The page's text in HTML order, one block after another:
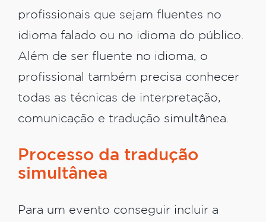
profissionais que sejam fluentes no
idioma falado ou no idioma do público.
Além de ser fluente no idioma, o
profissional também precisa conhecer
todas as técnicas de interpretação,
comunicação e tradução simultânea.
Processo da tradução
simultânea
Para um evento conseguir incluir a